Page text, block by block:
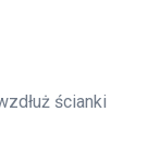
ścianki